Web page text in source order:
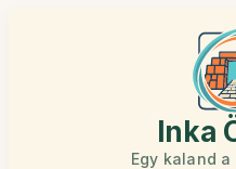
Inka
Egy kaland